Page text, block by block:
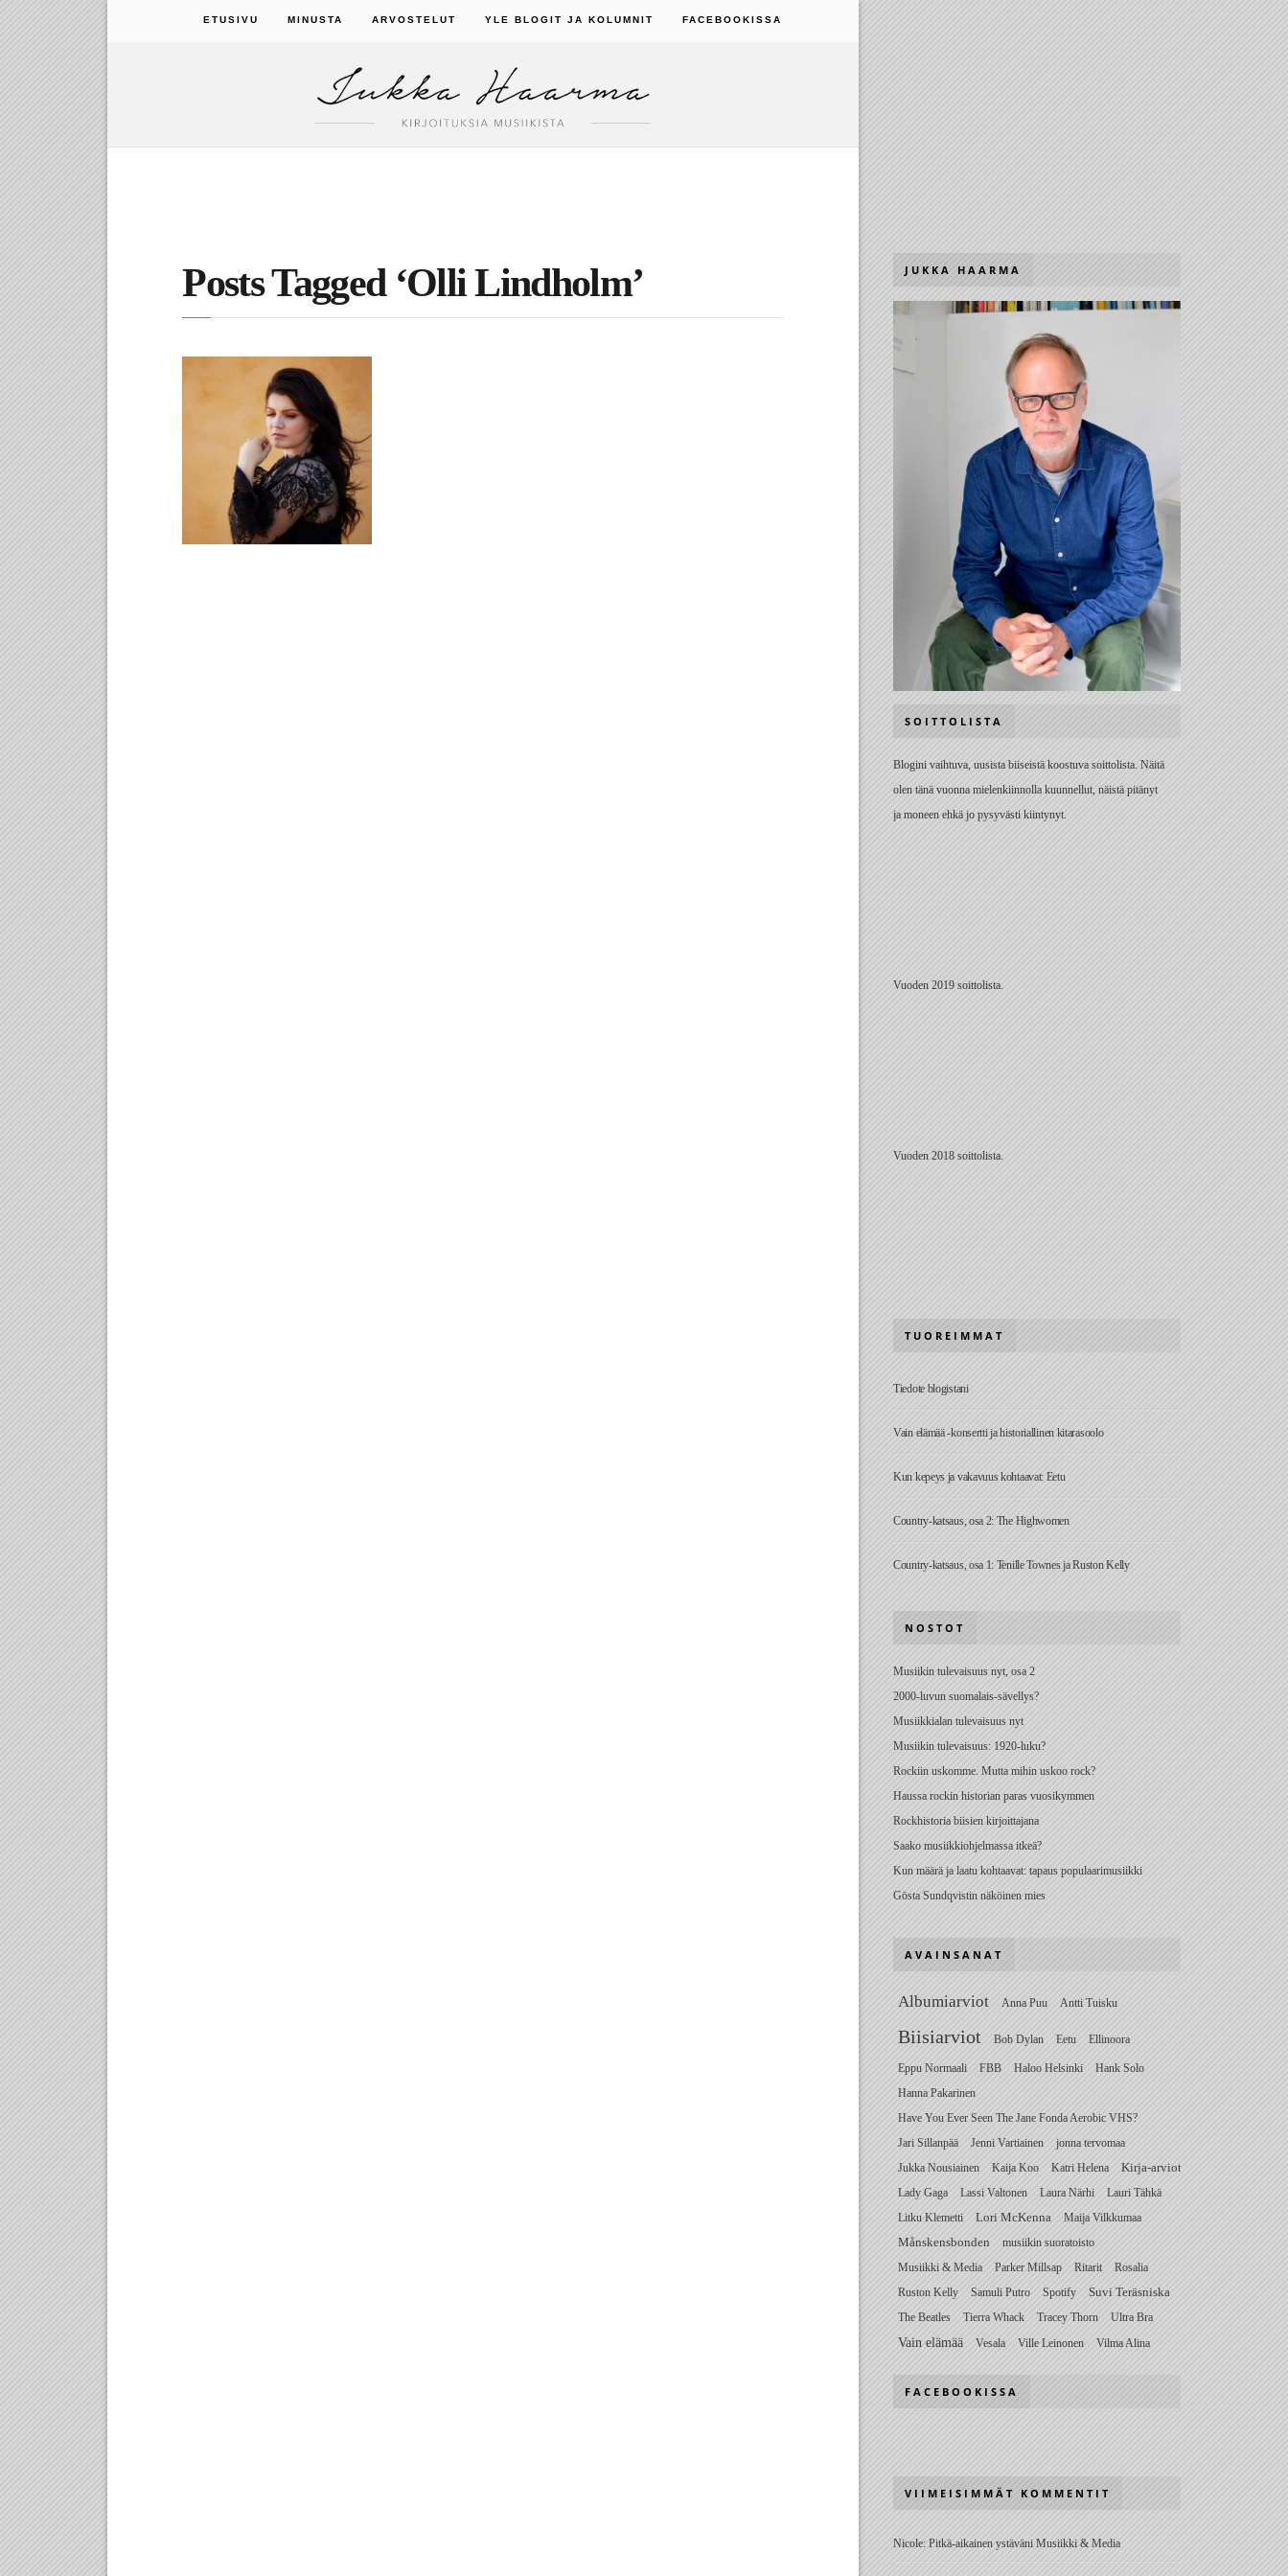
ETUSIVU MINUSTA ARVOSTELUT YLE BLOGIT JA KOLUMNIT FACEBOOKISSA
Posts Tagged ‘Olli Lindholm’
Suvi ja Ihmisen poika
JUKKA HAARMA
SOITTOLISTA
Blogini vaihtuva, uusista biiseistä koostuva soittolista. Näitä
olen tänä vuonna mielenkiinnolla kuunnellut, näistä pitänyt
ja moneen ehkä jo pysyvästi kiintynyt.
Vuoden 2019 soittolista.
Vuoden 2018 soittolista.
TUOREIMMAT
Tiedote blogistani
Vain elämää -konsertti ja historiallinen kitarasoolo
Kun kepeys ja vakavuus kohtaavat: Eetu
Country-katsaus, osa 2: The Highwomen
Country-katsaus, osa 1: Tenille Townes ja Ruston Kelly
NOSTOT
Musiikin tulevaisuus nyt, osa 2
2000-luvun suomalais-sävellys?
Musiikkialan tulevaisuus nyt
Musiikin tulevaisuus: 1920-luku?
Rockiin uskomme. Mutta mihin uskoo rock?
Haussa rockin historian paras vuosikymmen
Rockhistoria biisien kirjoittajana
Saako musiikkiohjelmassa itkeä?
Kun määrä ja laatu kohtaavat: tapaus populaarimusiikki
Gösta Sundqvistin näköinen mies
AVAINSANAT
Albumiarviot Anna Puu Antti Tuisku
Biisiarviot Bob Dylan Eetu Ellinoora
Eppu Normaali FBB Haloo Helsinki
Hank Solo
Hanna Pakarinen
Have You Ever Seen The Jane Fonda Aerobic VHS?
Jari Sillanpää
Jenni Vartiainen
jonna tervomaa
Jukka Nousiainen
Kaija Koo Katri Helena
Kirja-arviot
Lady Gaga
Lassi Valtonen Laura Närhi
Lauri Tähkä
Litku Klemetti
Lori McKenna
Maija Vilkkumaa
Månskensbonden
musiikin suoratoisto
Musiikki & Media
Parker Millsap Ritarit
Rosalia
Ruston Kelly
Samuli Putro Spotify
Suvi Teräsniska
The Beatles
Tierra Whack Tracey Thorn Ultra Bra
Vain elämää Vesala Ville Leinonen Vilma Alina
FACEBOOKISSA
VIIMEISIMMÄT KOMMENTIT
Nicole: Pitkä-aikainen ystäväni Musiikki & Media